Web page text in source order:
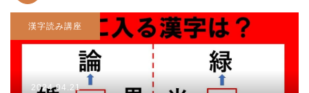
漢字読み講座
2024.04.21